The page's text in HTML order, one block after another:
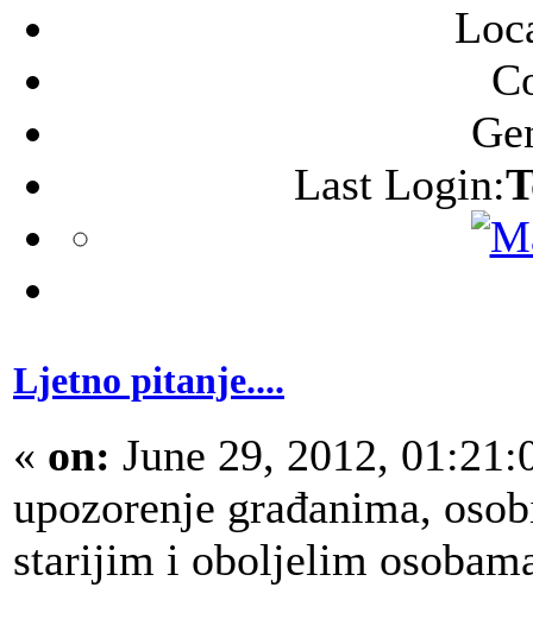
Last Login:
Ljetno pitanje....
« on: June 29, 2012,
upozorenje građanima,
starijim i oboljelim